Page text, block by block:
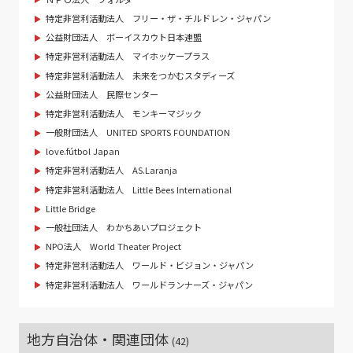
特定非営利活動法人 フリー・ザ・チルドレン・ジャパン
公益財団法人 ボーイスカウト日本連盟
特定非営利活動法人 マイホッケープラス
特定非営利活動法人 未来をつかむスタディーズ
公益財団法人 民際センター
特定非営利活動法人 モンキーマジック
一般財団法人 UNITED SPORTS FOUNDATION
love.fútbol Japan
特定非営利活動法人 AS.Laranja
特定非営利活動法人 Little Bees International
Little Bridge
一般社団法人 わかちあいプロジェクト
NPO法人 World Theater Project
特定非営利活動法人 ワールド・ビジョン・ジャパン
特定非営利活動法人 ワールドランナーズ・ジャパン
地方自治体・関連団体 (42)